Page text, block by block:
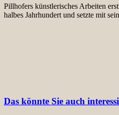
Pillhofers künstlerisches Arbeiten
halbes Jahrhundert und setzte mit
Das könnte Sie auch